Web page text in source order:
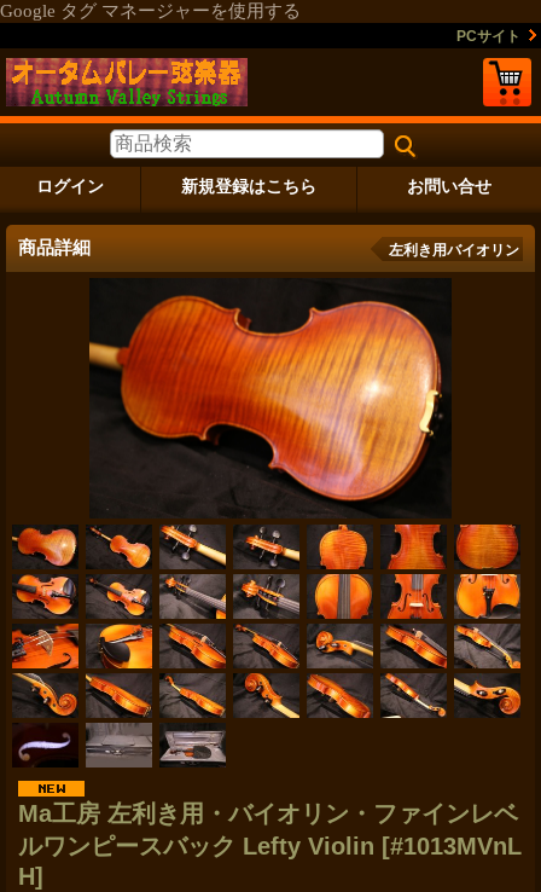
Google タグ マネージャーを使用する
PCサイト
ログイン 新規登録はこちら お問い合せ
商品詳細 左利き用バイオリン
Ma工房 左利き用・バイオリン・ファインレベ
ルワンピースバック Lefty Violin [#1013MVnL
H]